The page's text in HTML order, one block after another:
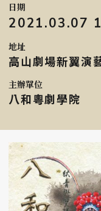
日期
2021.03.07
地址
高山劇場新翼演
主辦單位
八和粵劇學院